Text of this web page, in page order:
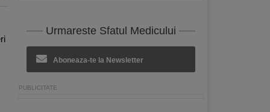
Urmareste Sfatul Medicului
Aboneaza-te la Newsletter